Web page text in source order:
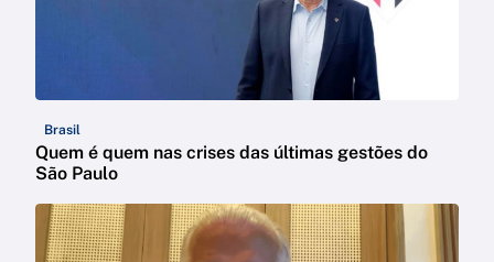
Brasil
Quem é quem nas crises das últimas gestões do
São Paulo